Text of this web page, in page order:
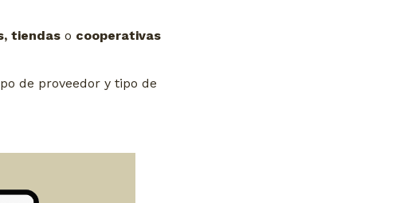
tiendaso cooperativas
de proveedor y tipo de